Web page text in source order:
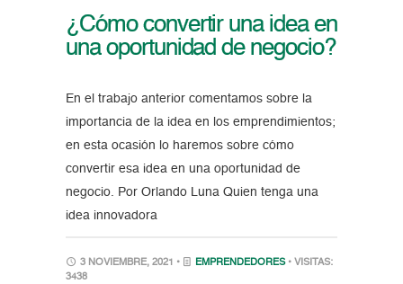
¿Cómo convertir una idea en
una oportunidad de negocio?
En el trabajo anterior comentamos sobre la
importancia de la idea en los emprendimientos;
en esta ocasión lo haremos sobre cómo
convertir esa idea en una oportunidad de
negocio. Por Orlando Luna Quien tenga una
idea innovadora
3 NOVIEMBRE, 2021 • EMPRENDEDORES • VISITAS:
3438